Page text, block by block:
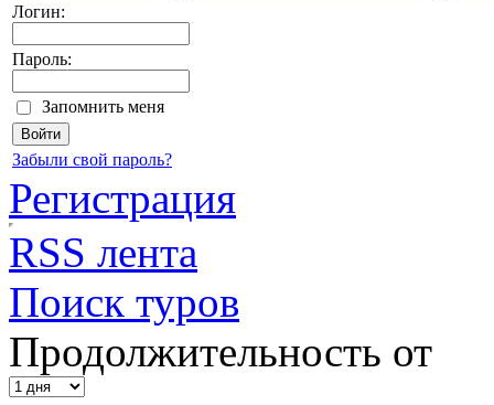
Логин:
Пароль:
Запомнить меня
Забыли свой пароль?
Регистрация
RSS лента
Поиск туров
Продолжительность от